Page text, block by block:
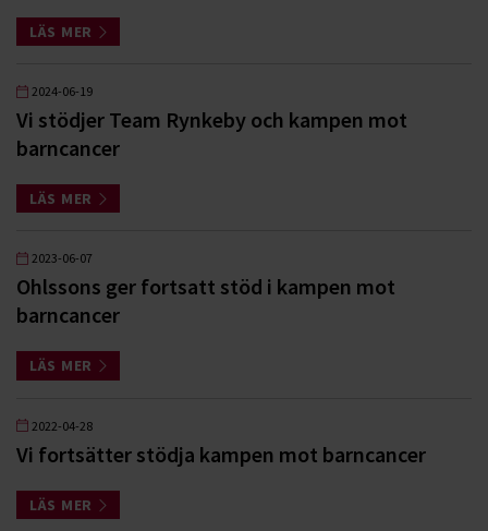
LÄS MER
2024-06-19
Vi stödjer Team Rynkeby och kampen mot
barncancer
LÄS MER
2023-06-07
Ohlssons ger fortsatt stöd i kampen mot
barncancer
LÄS MER
2022-04-28
Vi fortsätter stödja kampen mot barncancer
LÄS MER